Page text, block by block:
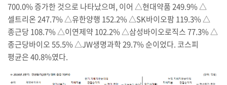
700.0% 증가한 것으로 나타났으며, 이어 △현대약품 249.9% △
셀트리온 247.7% △유한양행 152.2% △SK바이오팜 119.3% △
종근당 108.7% △이연제약 102.2% △삼성바이오로직스 77.3% △
종근당바이오 55.5% △JW생명과학 29.7% 순이었다. 코스피
평균은 40.8%였다.